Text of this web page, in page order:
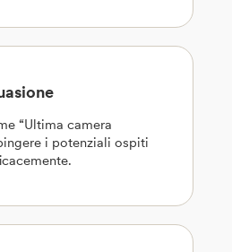
“Ultima camera
i potenziali ospiti